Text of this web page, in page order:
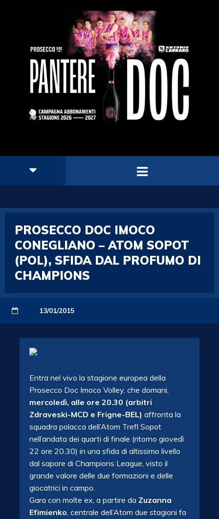
PROSECCO DOC IMOCO
CONEGLIANO – ATOM SOPOT
(POL), SFIDA DAL PROFUMO DI
CHAMPIONS
13/01/2015
Entra nel vivo la stagione europea della
Prosecco Doc Imoco Volley, che domani,
mercoledì, alle ore 20.30 (arbitri
Zdraveski-MCD e Frigne-BEL) affronta la
squadra polacca dell’Atom Trefl Sopot
nell’andata dei quarti di finale (ritorno giovedì
22 ore 20.30) in una sfida di altissimo livello
dal sapore di Champions League, visto il
grande valore delle due formazioni e delle
giocatrici in campo.
Gara con molte ex, a partire da Zuzanna
Efimienko, centrale dell’Atom due stagioni fa